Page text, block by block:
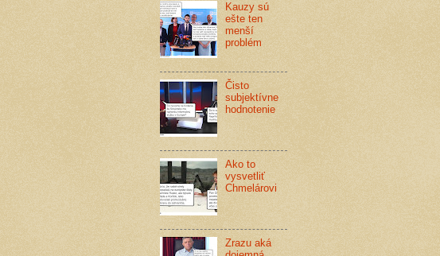
Kauzy sú
ešte ten
menší
problém
Čisto
subjektívne
hodnotenie
Ako to
vysvetliť
Chmelárovi
Zrazu aká